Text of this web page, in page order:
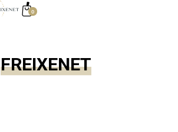
0
FREIXENET